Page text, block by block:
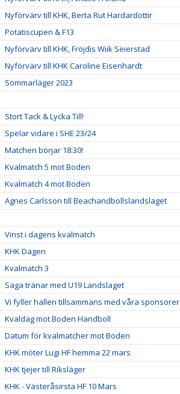
Nyförvärv till KHK, Berta Rut Hardardottir
Potatiscupen & F13
Nyförvärv till KHK, Fröjdis Wiik Seierstad
Nyförvärv till KHK Caroline Eisenhardt
Sommarläger 2023
Stort Tack & Lycka Till!
Spelar vidare i SHE 23/24
Matchen börjar 18:30!
Kvalmatch 5 mot Boden
Kvalmatch 4 mot Boden
Agnes Carlsson till Beachandbollslandslaget
Vinst i dagens kvalmatch
KHK Dagen
Kvalmatch 3
Saga tränar med U19 Landslaget
Vi fyller hallen tillsammans med våra sponsorer
Kvaldag mot Boden Handboll
Datum för kvalmatcher mot Boden
KHK möter Lugi HF hemma 22 mars
KHK tjejer till Riksläger
KHK - Västeråsirsta HF 10 Mars